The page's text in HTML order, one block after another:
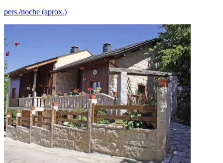
pers./noche (aprox.)